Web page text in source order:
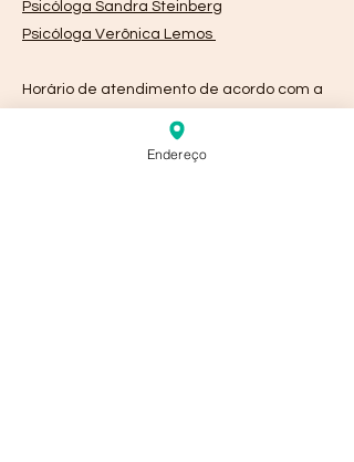
Psicóloga Sandra Steinberg
Psicóloga Verônica Lemos
Horário de atendimento de acordo com a
disponibilidade de cada profissional
Endereço